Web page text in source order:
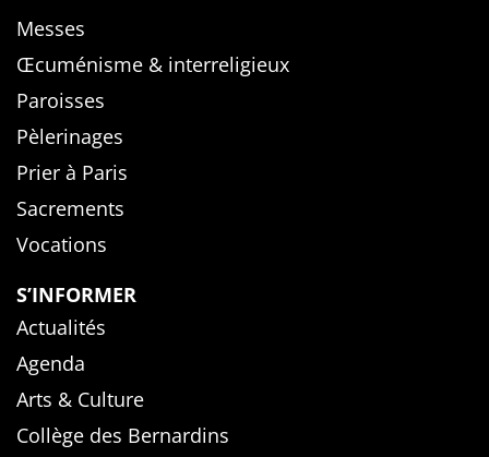
Messes
Œcuménisme & interreligieux
Paroisses
Pèlerinages
Prier à Paris
Sacrements
Vocations
S’INFORMER
Actualités
Agenda
Arts & Culture
Collège des Bernardins